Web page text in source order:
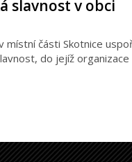
slavnost v obci
místní části Skotnice
do jejíž organizace